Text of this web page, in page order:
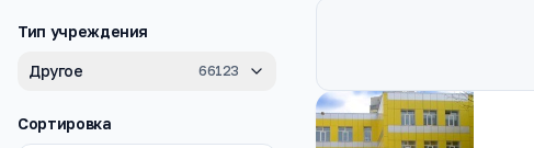
Тип учреждения
Другое 66123
Сортировка
Каталогшколы